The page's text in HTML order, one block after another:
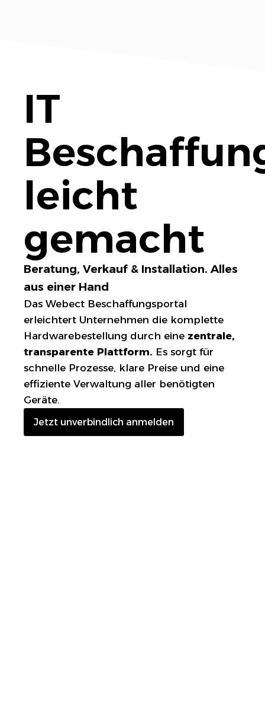
IT
leicht
gemacht
Beratung, Verkauf & Installation. Alles
aus einer Hand
Das Webect Beschaffungsportal
erleichtert Unternehmen die komplette
Hardwarebestellung durch eine zentrale,
transparente Plattform. Es sorgt für
schnelle Prozesse, klare Preise und eine
effiziente Verwaltung aller benötigten
Geräte.
Jetzt unverbindlich anmelden